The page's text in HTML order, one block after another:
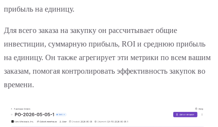
прибыль на единицу.
Для всего заказа на закупку он рассчитывает общие
инвестиции, суммарную прибыль, ROI и среднюю прибыль
на единицу. Он также агрегирует эти метрики по всем вашим
заказам, помогая контролировать эффективность закупок во
времени.